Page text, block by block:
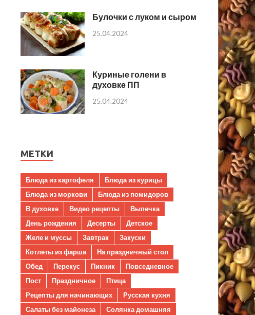
Булочки с луком и сыром
25.04.2024
Куриные голени в
духовке ПП
25.04.2024
МЕТКИ
Блюда из картофеля
Блюда из курицы
Блюда из моркови
Блюда из помидоров
В духовке
Видео рецепты
Выпечка
День рождения
Десерты
Детское
Желе и муссы
Завтрак
Закуски
Котлеты из фарша
На праздничный стол
Обед
Перекус Пикник
Повседневное
Пост
Праздничное
Птица
Рецепты для начинающих
Русская кухня
Салаты без майонеза
Солянка домашняя